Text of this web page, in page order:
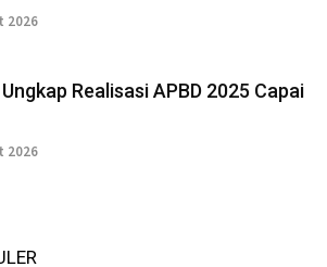
2026
Realisasi APBD 2025 Capai
2026